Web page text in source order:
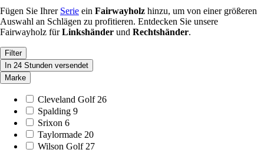
Fügen Sie Ihrer Serie ein Fairwayholz hinzu, um von einer größeren
Auswahl an Schlägen zu profitieren. Entdecken Sie unsere
Fairwayholz fürLinkshänder und Rechtshänder.
Filter
In 24 Stunden versendet
Marke
Cleveland Golf 26
Spalding 9
Srixon 6
Taylormade 20
Wilson Golf 27